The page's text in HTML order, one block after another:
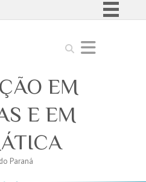
Comunica BR
Acesso à informação
Legislação
Canais
Search
EM
E EM
Paraná